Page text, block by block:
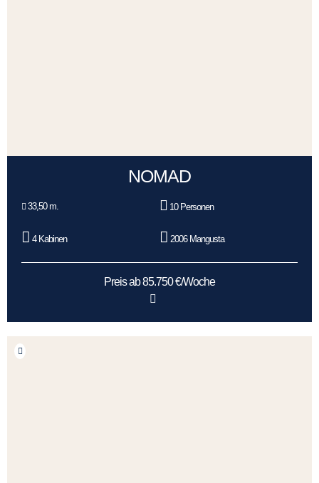
NOMAD
33,50 m. 10 Personen
4 Kabinen 2006 Mangusta
Preis ab 85.750 €/Woche